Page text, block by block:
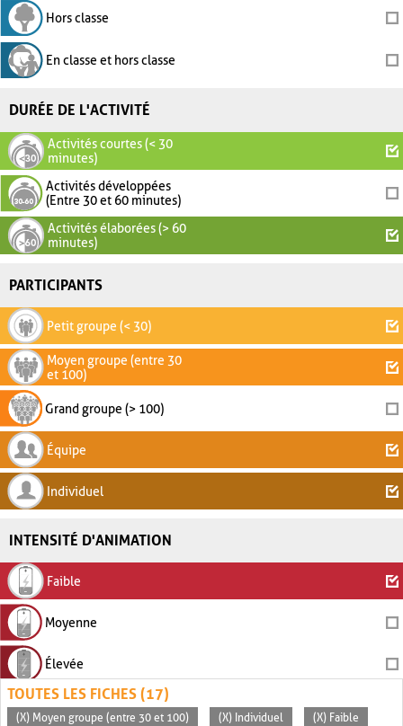
Hors classe
En classe et hors classe
DURÉE DE L'ACTIVITÉ
Activités courtes (< 30
minutes)
Activités développées
(Entre 30 et 60 minutes)
Activités élaborées (> 60
minutes)
PARTICIPANTS
Petit groupe (< 30)
Moyen groupe (entre 30
et 100)
Grand groupe (> 100)
Équipe
Individuel
INTENSITÉ D'ANIMATION
Faible
Moyenne
Élevée
TOUTES LES FICHES (17)
(X) Moyen groupe (entre 30 et 100) (X) Individuel (X) Faible